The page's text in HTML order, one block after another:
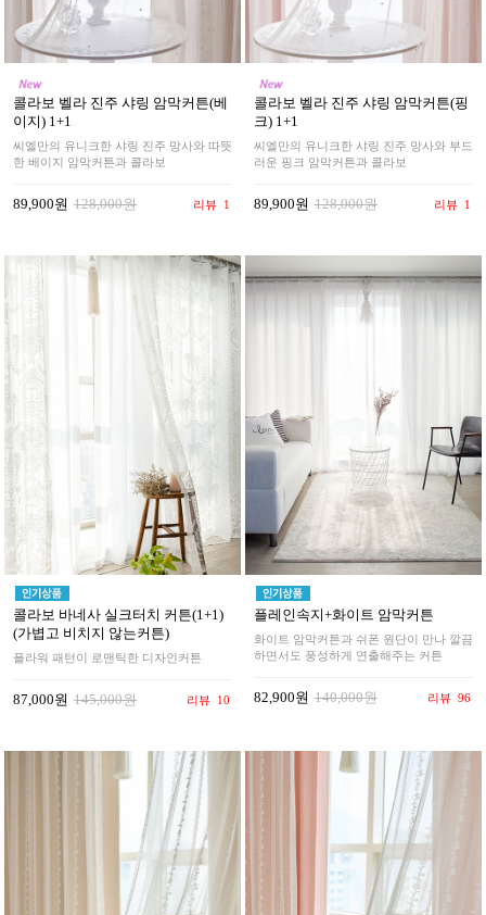
콜라보 벨라 진주 샤링 암막커튼(베
이지) 1+1
씨엘만의 유니크한 샤링 진주 망사와 따뜻
한 베이지 암막커튼과 콜라보
89,900원 128,000원 리뷰 1
콜라보 벨라 진주 샤링 암막커튼(핑
크) 1+1
씨엘만의 유니크한 샤링 진주 망사와 부드
러운 핑크 암막커튼과 콜라보
89,900원 128,000원 리뷰 1
콜라보 바네사 실크터치 커튼(1+1)
(가볍고 비치지 않는커튼)
플라워 패턴이 로맨틱한 디자인커튼
87,000원 145,000원 리뷰 10
플레인속지+화이트 암막커튼
화이트 암막커튼과 쉬폰 원단이 만나 깔끔
하면서도 풍성하게 연출해주는 커튼
82,900원 140,000원 리뷰 96